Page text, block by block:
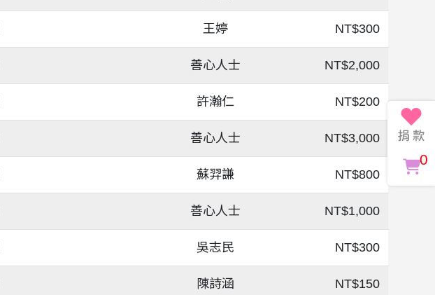
王婷 NT$300
善心人士 NT$2,000
許瀚仁 NT$200
善心人士 NT$3,000
蘇羿謙 NT$800
善心人士 NT$1,000
吳志民 NT$300
陳詩涵 NT$150
0